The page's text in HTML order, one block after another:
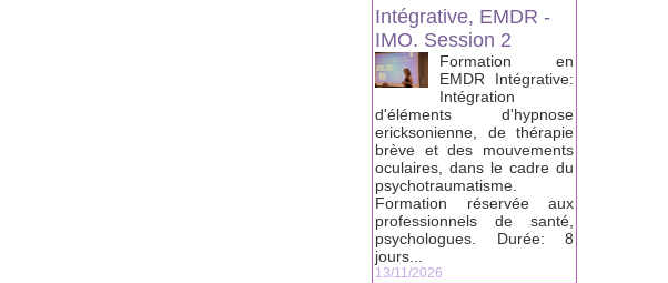
Intégrative, EMDR -
IMO. Session 2
Formation en
EMDR Intégrative:
Intégration
d'éléments d'hypnose
ericksonienne, de thérapie
brève et des mouvements
oculaires, dans le cadre du
psychotraumatisme.
Formation réservée aux
professionnels de santé,
psychologues. Durée: 8
jours...
13/11/2026